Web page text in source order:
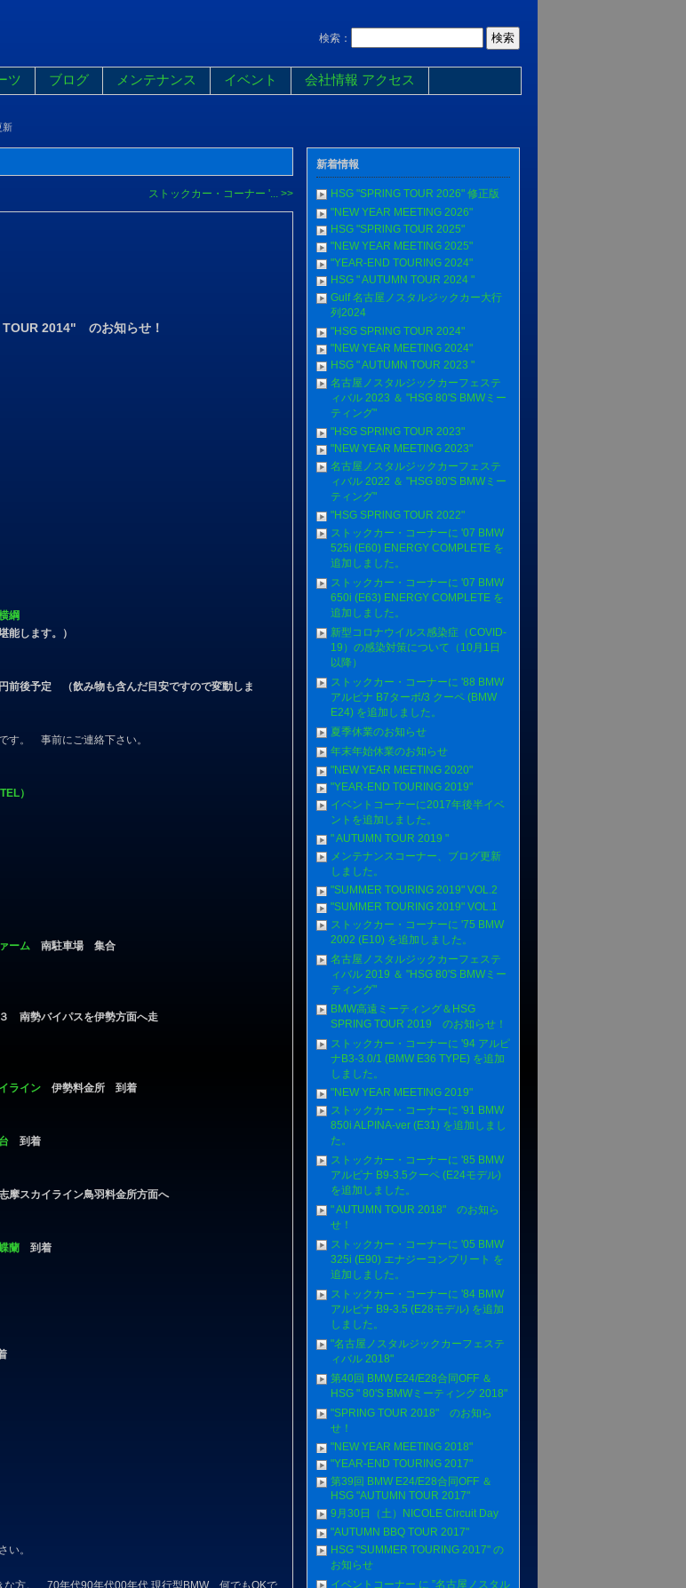
検索：
ツ ブログ メンテナンス イベント
会社情報 アクセス
新
ストックカー・コーナー '... >>
2014" のお知らせ！
綱
能します。）
後予定 （飲み物も含んだ目安ですので変動しま
ご連絡下さい。
）
ーム 南駐車場 集合
勢バイパスを伊勢方面へ走
ライン 伊勢料金所 到着
到着
スカイライン鳥羽料金所方面へ
蘭 到着
。
方。 70年代90年代00年代 現行型BMW、何でもOKで
新着情報
HSG "SPRlNG TOUR 2026" 修正版
"NEW YEAR MEETING 2026"
HSG "SPRlNG TOUR 2025"
"NEW YEAR MEETING 2025"
"YEAR-END TOURING 2024"
HSG " AUTUMN TOUR 2024 "
Gulf 名古屋ノスタルジックカー大行
列2024
"HSG SPRlNG TOUR 2024"
"NEW YEAR MEETING 2024"
HSG " AUTUMN TOUR 2023 "
名古屋ノスタルジックカーフェステ
ィバル 2023 ＆ "HSG 80'S BMWミー
ティング"
"HSG SPRlNG TOUR 2023"
"NEW YEAR MEETING 2023"
名古屋ノスタルジックカーフェステ
ィバル 2022 ＆ "HSG 80'S BMWミー
ティング"
"HSG SPRlNG TOUR 2022"
ストックカー・コーナーに '07 BMW
525i (E60) ENERGY COMPLETE を
追加しました。
ストックカー・コーナーに '07 BMW
650i (E63) ENERGY COMPLETE を
追加しました。
新型コロナウイルス感染症（COVID-
19）の感染対策について（10月1日
以降）
ストックカー・コーナーに '88 BMW
アルピナ B7ターボ/3 クーペ (BMW
E24) を追加しました。
夏季休業のお知らせ
年末年始休業のお知らせ
"NEW YEAR MEETING 2020"
"YEAR-END TOURING 2019"
イベントコーナーに2017年後半イベ
ントを追加しました。
" AUTUMN TOUR 2019 "
メンテナンスコーナー、ブログ更新
しました。
"SUMMER TOURING 2019" VOL.2
"SUMMER TOURING 2019" VOL.1
ストックカー・コーナーに '75 BMW
2002 (E10) を追加しました。
名古屋ノスタルジックカーフェステ
ィバル 2019 ＆ "HSG 80'S BMWミー
ティング"
BMW高遠ミーティング＆HSG
SPRING TOUR 2019 のお知らせ！
ストックカー・コーナーに '94 アルピ
ナB3-3.0/1 (BMW E36 TYPE) を追加
しました。
"NEW YEAR MEETING 2019"
ストックカー・コーナーに '91 BMW
850i ALPINA-ver (E31) を追加しまし
た。
ストックカー・コーナーに '85 BMW
アルピナ B9-3.5クーペ (E24モデル)
を追加しました。
" AUTUMN TOUR 2018" のお知ら
せ！
ストックカー・コーナーに '05 BMW
325i (E90) エナジーコンプリート を
追加しました。
ストックカー・コーナーに '84 BMW
アルピナ B9-3.5 (E28モデル) を追加
しました。
"名古屋ノスタルジックカーフェステ
ィバル 2018"
第40回 BMW E24/E28合同OFF ＆
HSG " 80'S BMWミーティング 2018"
"SPRING TOUR 2018" のお知ら
せ！
"NEW YEAR MEETING 2018"
"YEAR-END TOURING 2017"
第39回 BMW E24/E28合同OFF ＆
HSG "AUTUMN TOUR 2017"
9月30日（土）NICOLE Circuit Day
"AUTUMN BBQ TOUR 2017"
HSG "SUMMER TOURING 2017" の
お知らせ
イベントコーナー に ”名古屋ノスタル